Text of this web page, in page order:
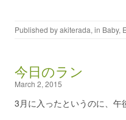
Published byakiterada, in Baby,
今日のラン
March 2, 2015
3月に入ったというのに、午